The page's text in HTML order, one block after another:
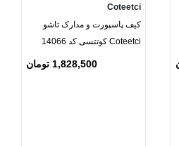
Coteetci
کیف پاسپورت و مدارک تاشو
Coteetci کوتتسی کد 14066
1,828,500 تومان